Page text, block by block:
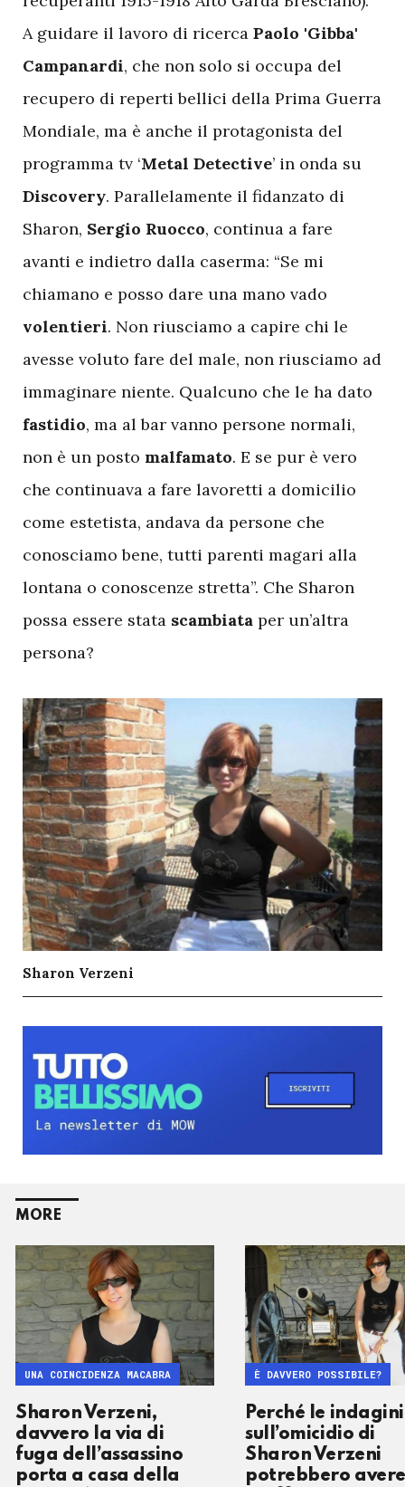
A guidare il lavoro di ricerca Paolo 'Gibba'
Campanardi, che non solo si occupa del
recupero di reperti bellici della Prima Guerra
Mondiale, ma è anche il protagonista del
programma tv ‘Metal Detective’ in onda su
Discovery. Parallelamente il fidanzato di
Sharon, Sergio Ruocco, continua a fare
avanti e indietro dalla caserma: “Se mi
chiamano e posso dare una mano vado
volentieri. Non riusciamo a capire chi le
avesse voluto fare del male, non riusciamo ad
immaginare niente. Qualcuno che le ha dato
fastidio, ma al bar vanno persone normali,
non è un posto malfamato. E se pur è vero
che continuava a fare lavoretti a domicilio
come estetista, andava da persone che
conosciamo bene, tutti parenti magari alla
lontana o conoscenze stretta”. Che Sharon
possa essere stata scambiata per un’altra
persona?
Sharon Verzeni
MORE
Sharon Verzeni,
davvero la via di
fuga dell’assassino
porta a casa della
UNA COINCIDENZA MACABRA
Perché le indagini
sull’omicidio di
Sharon Verzeni
potrebbero avere
È DAVVERO POSSIBILE?